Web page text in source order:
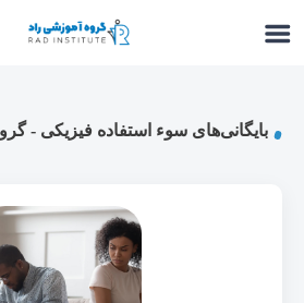
بایگانی‌های سوء استفاده فیزیکی -